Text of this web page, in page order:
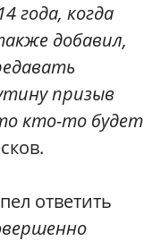
года, когда
добавил,
призыв
кто-то будет
ответить